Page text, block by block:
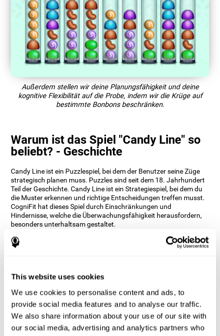
This website uses cookies
We use cookies to personalise content and ads, to
provide social media features and to analyse our traffic.
We also share information about your use of our site with
our social media, advertising and analytics partners who
Außerdem stellen wir deine Planungsfähigkeit und deine
kognitive Flexibilität auf die Probe, indem wir die Krüge auf
bestimmte Bonbons beschränken.
Warum ist das Spiel "Candy Line" so
beliebt? - Geschichte
Candy Line ist ein Puzzlespiel, bei dem der Benutzer seine Züge
strategisch planen muss. Puzzles sind seit dem 18. Jahrhundert
Teil der Geschichte. Candy Line ist ein Strategiespiel, bei dem du
die Muster erkennen und richtige Entscheidungen treffen musst.
CogniFit hat dieses Spiel durch Einschränkungen und
Hindernisse, welche die Überwachungsfähigkeit herausfordern,
besonders unterhaltsam gestaltet.
Wie kann das Gehirnspiel "Candy
Line" meine kognitiven Fähigkeiten
Aktivierungsmuster. Das konsequente Wiederholen und
Trainieren dieses Musters kann dabei helfen, neue Synapsen zu
bilden, die neuronalen Schaltkreise zu reorganisieren und
geschwächte oder beschädigte kognitive Funktionen
wiederherzustellen.